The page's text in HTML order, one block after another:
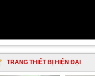
TRANG THIẾT BỊ HIỆN ĐẠI